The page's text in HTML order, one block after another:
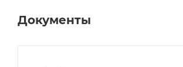
Документы